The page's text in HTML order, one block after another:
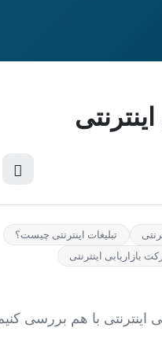
تبلیغات اینترنتی چیست؟
بازاریابی اینترنتی
اینترنتی با هم بررسی